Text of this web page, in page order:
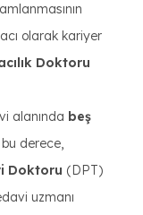
olarak kariyer
Doktoru
alanında beş
derece,
Doktoru (DPT)
uzmanı